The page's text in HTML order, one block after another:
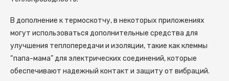
В дополнение к термоскотчу, в некоторых приложениях
могут использоваться дополнительные средства для
улучшения теплопередачи и изоляции, такие как клеммы
“папа-мама” для электрических соединений, которые
обеспечивают надежный контакт и защиту от вибраций.